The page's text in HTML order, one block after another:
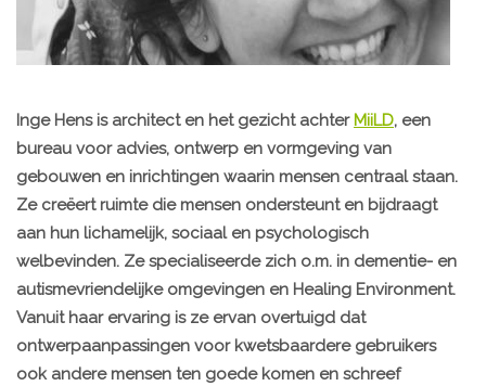
Inge Hens is architect en het gezicht achter MiiLD, een
bureau voor advies, ontwerp en vormgeving van
gebouwen en inrichtingen waarin mensen centraal staan.
Ze creëert ruimte die mensen ondersteunt en bijdraagt
aan hun lichamelijk, sociaal en psychologisch
welbevinden. Ze specialiseerde zich o.m. in dementie- en
autismevriendelijke omgevingen en Healing Environment.
Vanuit haar ervaring is ze ervan overtuigd dat
ontwerpaanpassingen voor kwetsbaardere gebruikers
ook andere mensen ten goede komen en schreef